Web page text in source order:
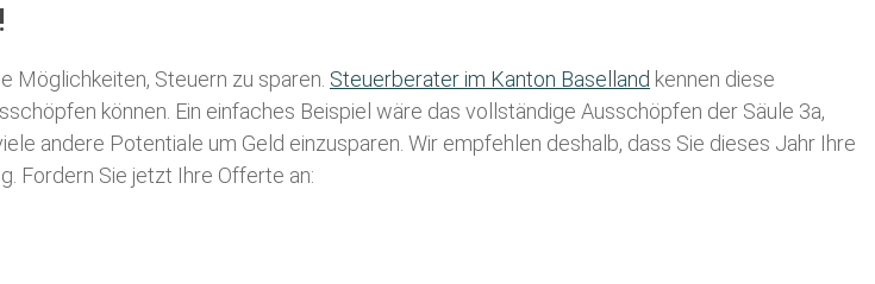
Möglichkeiten, Steuern zu sparen. Steuerberater im K anton Baselland kennen diese
können. Ein einfaches Beispiel wäre das vollständige Ausschöpfen der Säule 3a,
andere Potentiale um Geld einzusparen. Wir empfehlen deshalb, dass Sie dieses Jahr Ihre
Fordern Sie jetzt Ihre Offerte an: